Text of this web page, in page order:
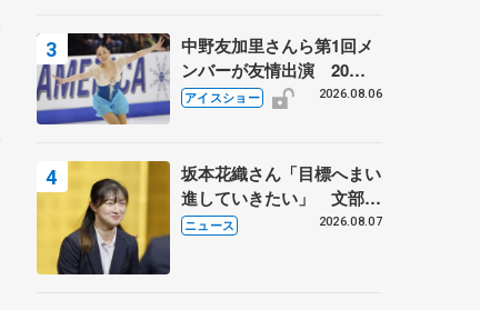
中野友加里さんら第1回メ
ンバーが友情出演 20周
年の「フレンズオンアイ
アイスショー 2026.08.06
坂本花織さん「目標へまい
進していきたい」 文部科
学省スポーツ表彰式で代表
ニュース 2026.08.07